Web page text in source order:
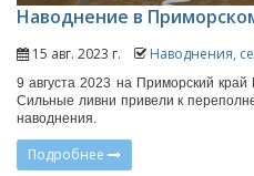
Наводнение в
15 авг. 2023 г. Наводнения,
9 августа 2023 на Приморский
Сильные ливни привели к
наводнения.
Подробнее